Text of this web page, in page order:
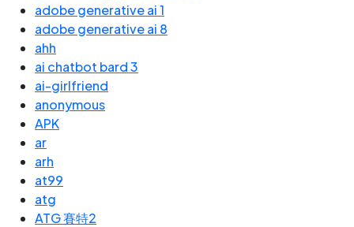
adobe generative ai 1
adobe generative ai 8
ahh
ai chatbot bard 3
ai-girlfriend
anonymous
APK
ar
arh
at99
atg
ATG 賽特2